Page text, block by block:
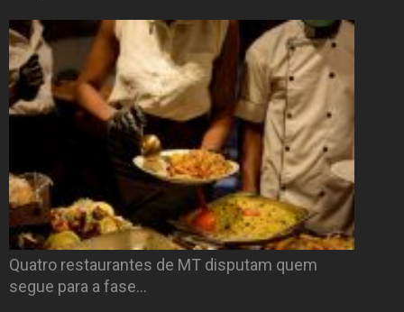
Quatro restaurantes de MT disputam quem
segue para a fase…